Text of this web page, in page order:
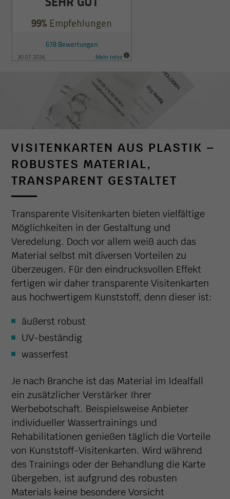
VISITENKARTEN AUS PLASTIK –
ROBUSTES MATERIAL,
TRANSPARENT GESTALTET
Transparente Visitenkarten bieten vielfältige
Möglichkeiten in der Gestaltung und
Veredelung. Doch vor allem weiß auch das
Material selbst mit diversen Vorteilen zu
überzeugen. Für den eindrucksvollen Effekt
fertigen wir daher transparente Visitenkarten
aus hochwertigem Kunststoff, denn dieser ist:
äußerst robust
UV-beständig
wasserfest
Je nach Branche ist das Material im Idealfall
ein zusätzlicher Verstärker Ihrer
Werbebotschaft. Beispielsweise Anbieter
individueller Wassertrainings und
Rehabilitationen genießen täglich die Vorteile
von Kunststoff-Visitenkarten. Wird während
des Trainings oder der Behandlung die Karte
übergeben, ist aufgrund des robusten
Materials keine besondere Vorsicht